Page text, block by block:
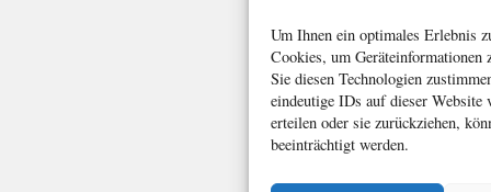
Um Ihnen ein optimales Erlebnis
Cookies, um Geräteinformationen
Sie diesen Technologien
eindeutige IDs auf dieser
erteilen oder sie zurückziehen,
beeinträchtigt werden.